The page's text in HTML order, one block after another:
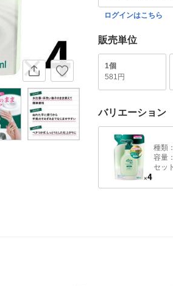
ログインはこちら
販売単位
1個
581円
バリエーション
種類：
容量：
セッ